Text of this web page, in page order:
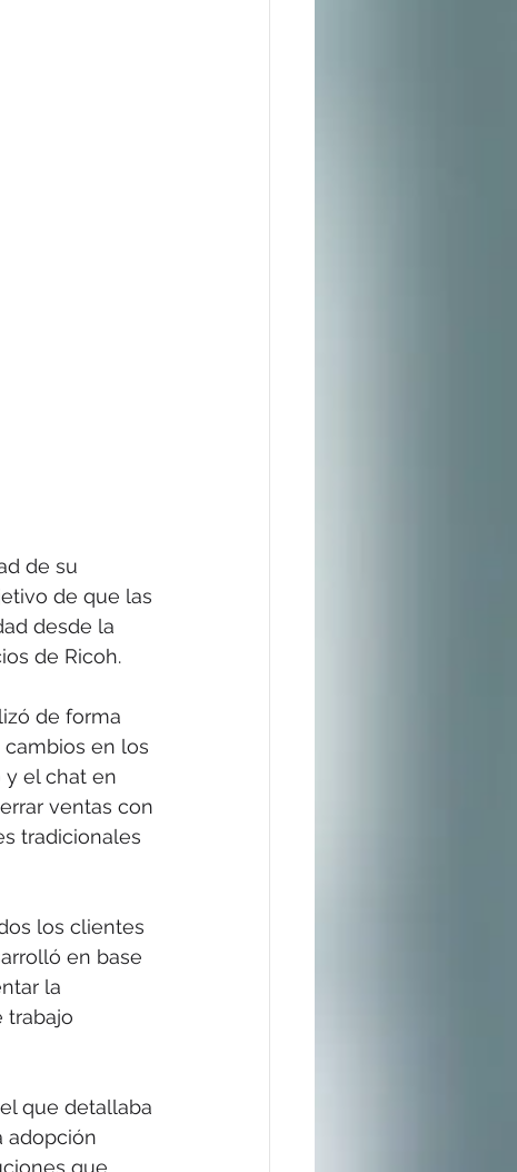
de su
de que las
desde la
de Ricoh.
de forma
cambios en los
y el chat en
ventas con
tradicionales
los clientes
en base
la
trabajo
que detallaba
adopción